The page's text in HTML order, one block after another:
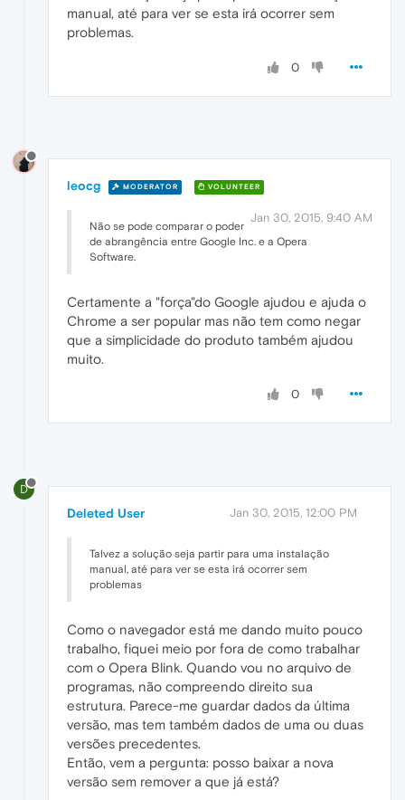
manual, até para ver se esta irá ocorrer sem
problemas.
0
leocg MODERATOR VOLUNTEER
Jan 30, 2015, 9:40 AM
Não se pode comparar o poder
de abrangência entre Google Inc. e a Opera
Software.
Certamente a "força"do Google ajudou e ajuda o
Chrome a ser popular mas não tem como negar
que a simplicidade do produto também ajudou
muito.
0
D
Deleted User Jan 30, 2015, 12:00 PM
Talvez a solução seja partir para uma instalação
manual, até para ver se esta irá ocorrer sem
problemas
Como o navegador está me dando muito pouco
trabalho, fiquei meio por fora de como trabalhar
com o Opera Blink. Quando vou no arquivo de
programas, não compreendo direito sua
estrutura. Parece-me guardar dados da última
versão, mas tem também dados de uma ou duas
versões precedentes.
Então, vem a pergunta: posso baixar a nova
versão sem remover a que já está?